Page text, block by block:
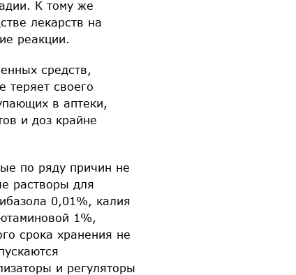
К тому же
лекарств на
реакции.
средств,
теряет своего
в аптеки,
и доз крайне
по ряду причин не
растворы для
0,01%, калия
1%,
срока хранения не
и регуляторы